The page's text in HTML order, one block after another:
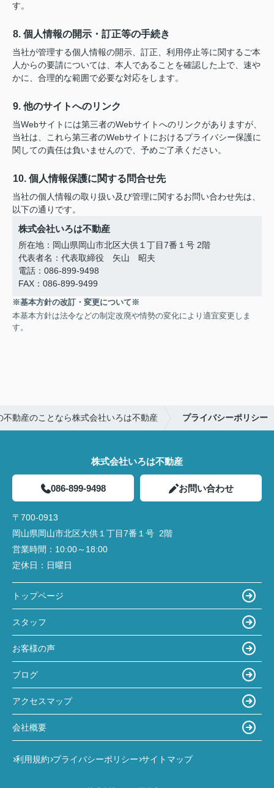
す。
8. 個人情報の開示・訂正等の手続き
当社が管理する個人情報の開示、訂正、利用停止等に関するご本
人からの要請については、本人であることを確認した上で、速や
かに、合理的な範囲で必要な対応をします。
9. 他のサイトへのリンク
当Webサイトには第三者のWebサイトへのリンクがありますが、
当社は、これら第三者のWebサイトにおけるプライバシー保護に
関しての責任は負いませんので、予めご了承ください。
10. 個人情報保護に関する問合せ先
当社の個人情報の取り扱い及び管理に関するお問い合わせ先は、
以下の通りです。
株式会社いろは不動産
所在地：岡山県岡山市北区大供１丁目7番１号 2階
代表者名：代表取締役 矢山 昭夫
電話：086-899-9498
FAX：086-899-9499
※基本方針の改訂・変更について※
本基本方針は法令などの制定改廃や情勢の変化により適宜変更しま
す。
不動産のことなら株式会社いろは不動産 プライバシーポリシー
株式会社いろは不動産
086-899-9498 お問い合わせ
〒700-0913
岡山県岡山市北区大供１丁目7番１号 2階
営業時間： 10:00～18:00
定休日： 日曜日
トップページ
スタッフ
お客様の声
ブログ
アクセスマップ
会社概要
利用規約 プライバシーポリシー サイトマップ